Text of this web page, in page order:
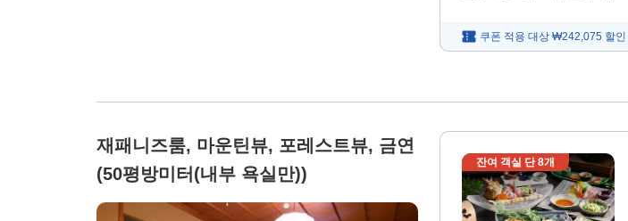
쿠폰 적용 대상 ₩242,075 할인
재패니즈룸, 마운틴뷰, 포레스트뷰, 금연
(50평방미터(내부 욕실만))
잔여 객실 단8개